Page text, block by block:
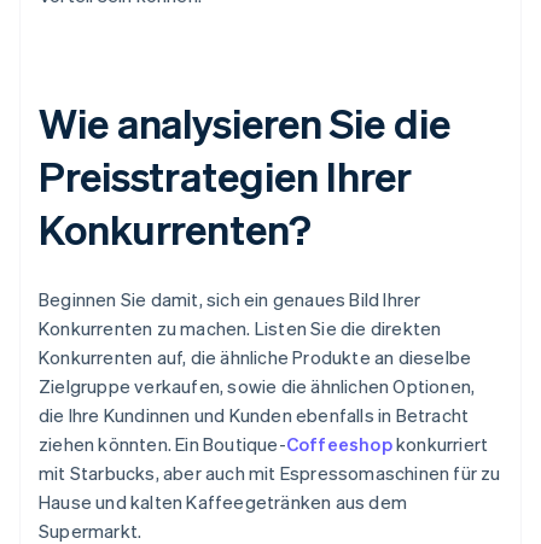
Wie analysieren Sie die
Preisstrategien Ihrer
Konkurrenten?
Beginnen Sie damit, sich ein genaues Bild Ihrer
Konkurrenten zu machen. Listen Sie die direkten
Konkurrenten auf, die ähnliche Produkte an dieselbe
Zielgruppe verkaufen, sowie die ähnlichen Optionen,
die Ihre Kundinnen und Kunden ebenfalls in Betracht
ziehen könnten. Ein Boutique-Coffeeshopkonkurriert
mit Starbucks, aber auch mit Espressomaschinen für zu
Hause und kalten Kaffeegetränken aus dem
Supermarkt.